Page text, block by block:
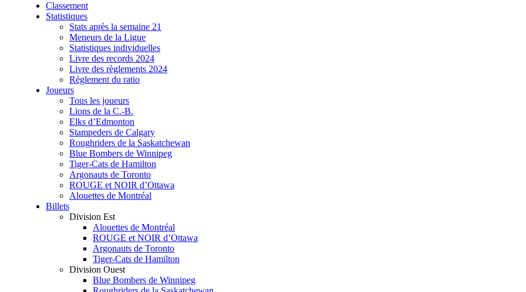
Classement
Statistiques
Stats après la semaine 21
Meneurs de la Ligue
Statistiques individuelles
Livre des records 2024
Livre des règlements 2024
Règlement du ratio
Joueurs
Tous les joueurs
Lions de la C.-B.
Elks d’Edmonton
Stampeders de Calgary
Roughriders de la Saskatchewan
Blue Bombers de Winnipeg
Tiger-Cats de Hamilton
Argonauts de Toronto
ROUGE et NOIR d’Ottawa
Alouettes de Montréal
Billets
Division Est
Alouettes de Montréal
ROUGE et NOIR d’Ottawa
Argonauts de Toronto
Tiger-Cats de Hamilton
Division Ouest
Blue Bombers de Winnipeg